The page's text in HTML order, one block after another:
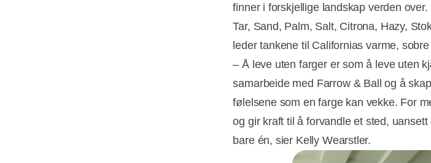
finner i forskjellige landskap verden
Tar, Sand, Palm, Salt, Citrona, Hazy,
leder tankene til Californias varme,
– Å leve uten farger er som å leve uten
samarbeide med Farrow & Ball og å
følelsene som en farge kan vekke. For
og gir kraft til å forvandle et sted,
bare én, sier Kelly Wearstler.